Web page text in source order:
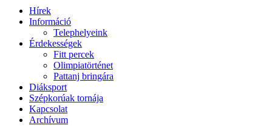
Hírek
Információ
Telephelyeink
Érdekességek
Fitt percek
Olimpiatörténet
Pattanj bringára
Diáksport
Szépkorúak tornája
Kapcsolat
Archívum